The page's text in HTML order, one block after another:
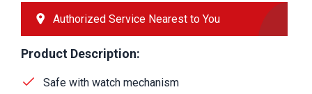
Authorized Service Nearest to You
Product Description:
Safe with watch mechanism